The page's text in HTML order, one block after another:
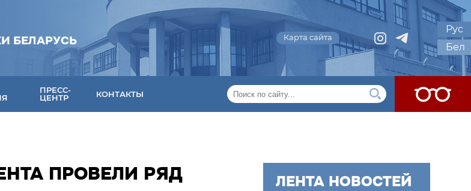
БЕЛАРУСЬ Карта сайта
Рус
Бел
ПРЕСС-
ЦЕНТР
КОНТАКТЫ
ПРОВЕЛИ РЯД
ЛЕНТА НОВОСТЕЙ